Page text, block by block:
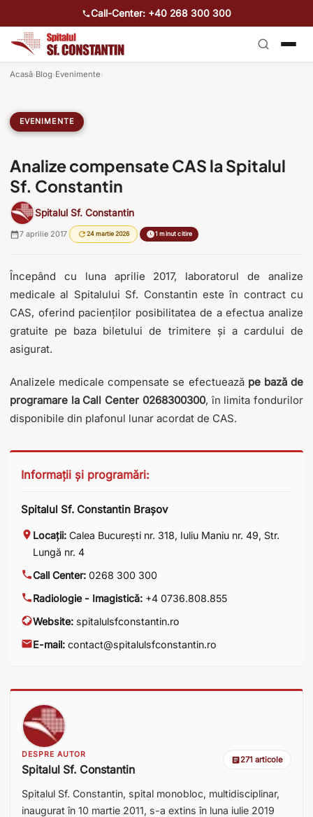
Call-Center: +40 268 300 300
Acasă›Blog›Evenimente›
EVENIMENTE
Analize compensate CAS la Spitalul
Sf. Constantin
Spitalul Sf. Constantin
7 aprilie 2017· 24 martie 2026 · 1 minut citire
Începând cu luna aprilie 2017, laboratorul de analize
medicale al Spitalului Sf. Constantin este în contract cu
CAS, oferind pacienților posibilitatea de a efectua analize
gratuite pe baza biletului de trimitere și a cardului de
asigurat.
Analizele medicale compensate se efectuează pe bază de
programare la Call Center 0268300300, în limita fondurilor
disponibile din plafonul lunar acordat de CAS.
Informații și programări:
Spitalul Sf. Constantin Brașov
Locații: Calea București nr. 318, Iuliu Maniu nr. 49, Str.
Lungă nr. 4
Call Center: 0268 300 300
Radiologie - Imagistică: +4 0736.808.855
Website: spitalulsfconstantin.ro
E-mail: contact@spitalulsfconstantin.ro
DESPRE AUTOR
Spitalul Sf. Constantin
271 articole
Spitalul Sf. Constantin, spital monobloc, multidisciplinar,
inaugurat în 10 martie 2011, s-a extins în luna iulie 2019